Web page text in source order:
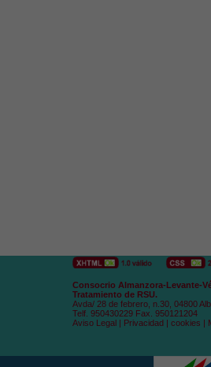
Consocrio Almanzora-Levante-
Tratamiento de RSU.
Avda/ 28 de febrero, n.30, 04800
Telf. 950430229 Fax. 950121204
Aviso Legal | Privacidad | cookies |